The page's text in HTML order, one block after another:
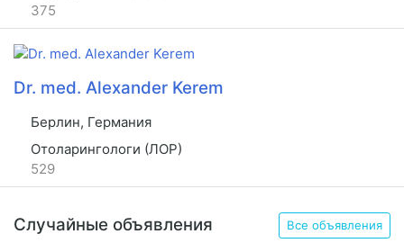
375
Dr. med. Alexander Kerem
Берлин, Германия
Отоларингологи (ЛОР)
529
Случайные объявления Все объявления